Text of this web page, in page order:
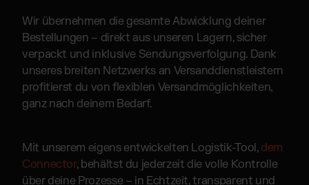
Wir übernehmen die gesamte Abwicklung deiner
Bestellungen – direkt aus unseren Lagern, sicher
verpackt und inklusive Sendungsverfolgung. Dank
unseres breiten Netzwerks an Versanddienstleistern
profitierst du von flexiblen Versandmöglichkeiten,
ganz nach deinem Bedarf.
Mit unserem eigens entwickelten Logistik-Tool, dem
Connector, behältst du jederzeit die volle Kontrolle
über deine Prozesse – in Echtzeit, transparent und